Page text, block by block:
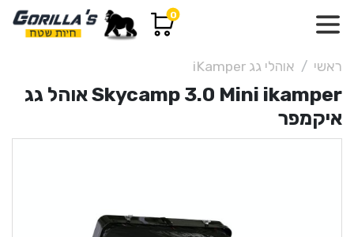
0
ראשי אוהלי גג iKamper
Skycamp 3.0 Mini ikamper אוהל גג
איקמפר